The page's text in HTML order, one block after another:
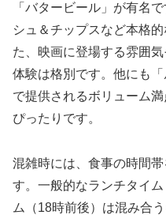
「バタービール」が有名
シュ＆チップスなど本格
た、映画に登場する雰囲
体験は格別です。他にも
で提供されるボリューム
ぴったりです。
混雑時には、食事の時間
す。一般的なランチタイ
ム（18時前後）は混み合